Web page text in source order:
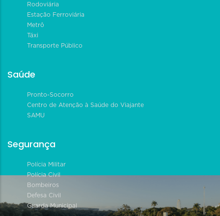
Rodoviária
Estação Ferroviária
Metrô
Táxi
Transporte Público
Saúde
Pronto-Socorro
Centro de Atenção à Saúde do Viajante
SAMU
Segurança
Polícia Militar
Polícia Civil
Bombeiros
Defesa Civil
Guarda Municipal